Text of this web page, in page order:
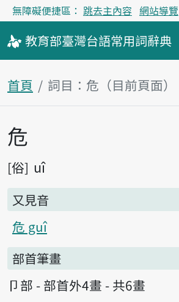
無障礙便捷區： 跳去主內容 網站導覽
教育部臺灣台語常用詞辭典
首頁 詞目：危（目前頁面）
主內容區塊
危
俗 uî
又見音
危 guî
部首筆畫
卩部 - 部首外4畫 - 共6畫